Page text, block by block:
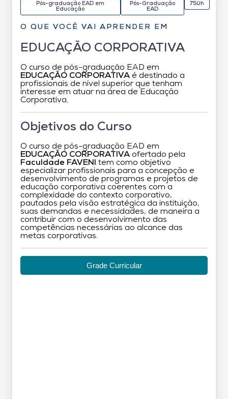
Pós-graduação EAD em
Educação
Pós-Graduação
EAD
750h
O QUE VOCÊ VAI APRENDER EM
EDUCAÇÃO CORPORATIVA
O curso de pós-graduação EAD em
EDUCAÇÃO CORPORATIVA é destinado a
profissionais de nível superior que tenham
interesse em atuar na área de Educação
Corporativa.
Objetivos do Curso
O curso de pós-graduação EAD em
EDUCAÇÃO CORPORATIVA ofertado pela
Faculdade FAVENI
tem como objetivo
especializar profissionais para a concepção e
desenvolvimento de programas e projetos de
educação corporativa coerentes com a
complexidade do contexto corporativo,
pautados pela visão estratégica da instituição,
suas demandas e necessidades, de maneira a
contribuir com o desenvolvimento das
competências necessárias ao alcance das
metas corporativas.
Grade Curricular